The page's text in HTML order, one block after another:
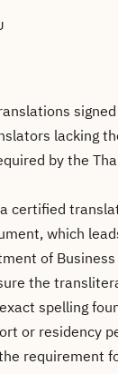
lacking
by the
certified
which
of
the
spelling
or residency
requirement